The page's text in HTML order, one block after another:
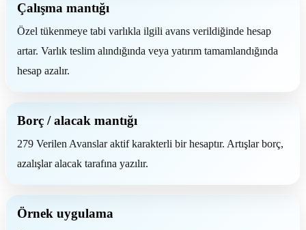
Çalışma mantığı
Özel tükenmeye tabi varlıkla ilgili avans verildiğinde hesap
artar. Varlık teslim alındığında veya yatırım tamamlandığında
hesap azalır.
Borç / alacak mantığı
279 Verilen Avanslar aktif karakterli bir hesaptır. Artışlar borç,
azalışlar alacak tarafına yazılır.
Örnek uygulama